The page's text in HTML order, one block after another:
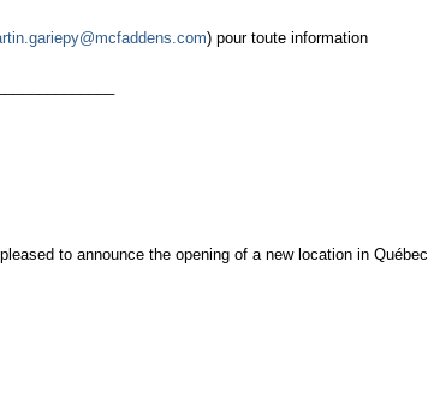
) pour toute information
to announce the opening of a new location in Québec